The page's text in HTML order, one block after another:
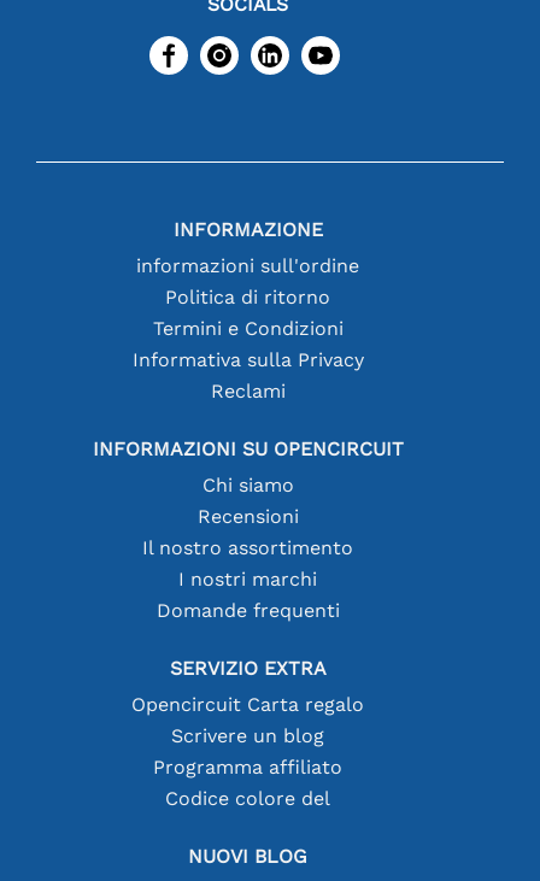
INFORMAZIONE
informazioni sull'ordine
Politica di ritorno
Termini e Condizioni
Informativa sulla Privacy
Reclami
INFORMAZIONI SU OPENCIRCUIT
Chi siamo
Recensioni
Il nostro assortimento
I nostri marchi
Domande frequenti
SERVIZIO EXTRA
Opencircuit Carta regalo
Scrivere un blog
Programma affiliato
Codice colore del
NUOVI BLOG